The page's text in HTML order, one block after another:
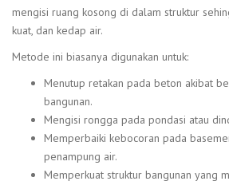
mengisi ruang kosong di dalam struktur
kuat, dan kedap air.
Metode ini biasanya digunakan untuk:
Menutup retakan pada beton akibat
bangunan.
Mengisi rongga pada pondasi atau
Memperbaiki kebocoran pada
penampung air.
Memperkuat struktur bangunan yang